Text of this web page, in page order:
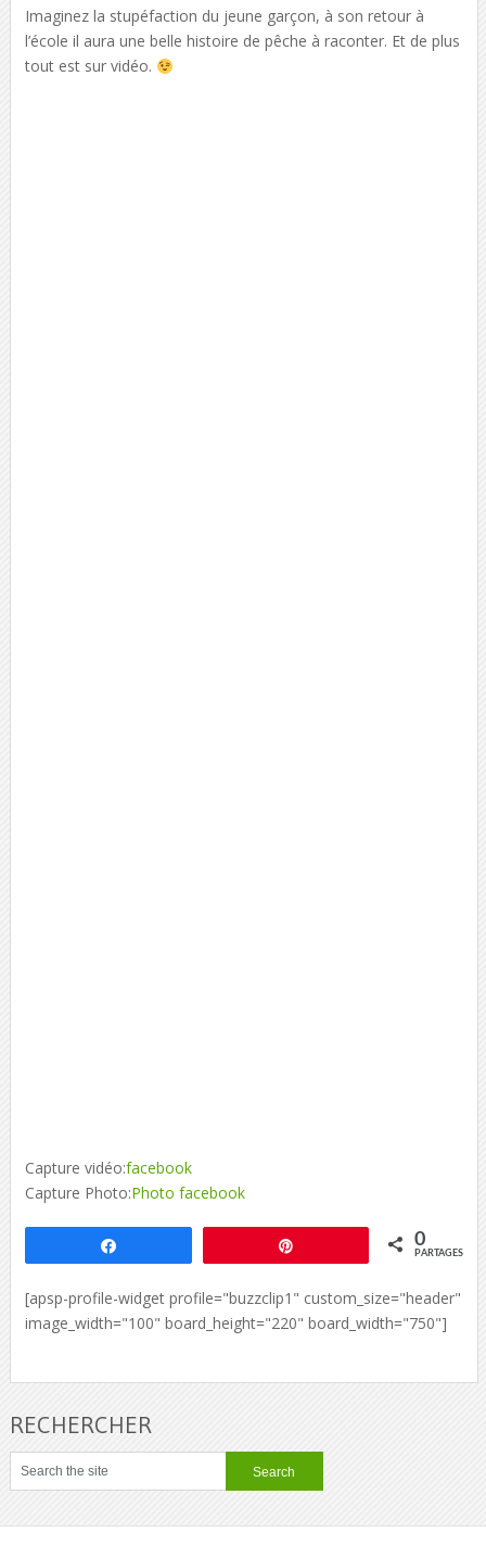
Imaginez la stupéfaction du jeune garçon, à son retour à
l’école il aura une belle histoire de pêche à raconter. Et de plus
tout est sur vidéo.
Capture vidéo:facebook
Capture Photo:Photo facebook
0
PARTAGES
[apsp-profile-widget profile="buzzclip1" custom_size="header"
image_width="100" board_height="220" board_width="750"]
RECHERCHER